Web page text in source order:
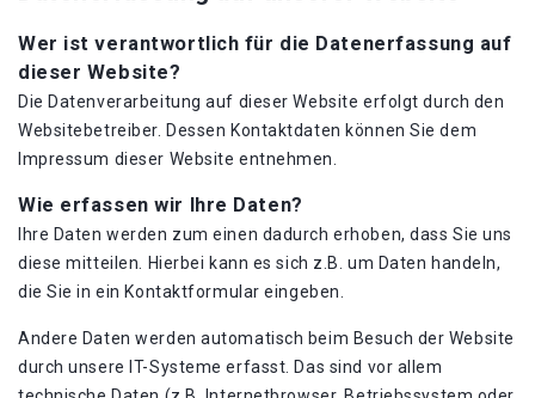
Wer ist verantwortlich für die Datenerfassung auf
dieser Website?
Die Datenverarbeitung auf dieser Website erfolgt durch den
Websitebetreiber. Dessen Kontaktdaten können Sie dem
Impressum dieser Website entnehmen.
Wie erfassen wir Ihre Daten?
Ihre Daten werden zum einen dadurch erhoben, dass Sie uns
diese mitteilen. Hierbei kann es sich z.B. um Daten handeln,
die Sie in ein Kontaktformular eingeben.
Andere Daten werden automatisch beim Besuch der Website
durch unsere IT-Systeme erfasst. Das sind vor allem